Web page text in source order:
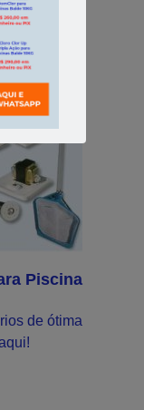
Piscina
de ótima